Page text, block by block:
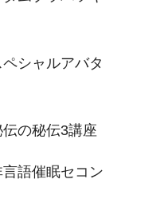
ペシャルアバタ
伝の秘伝3講座
言語催眠セコン